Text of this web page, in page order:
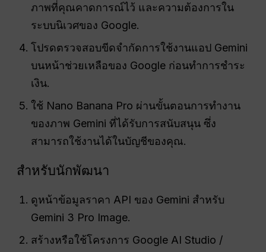
ภาพที่คุณคาดการณ์ไว้ และความต้องการใน
ระบบนิเวศของ Google.
โปรดตรวจสอบขีดจำกัดการใช้งานแอป Gemini
บนหน้าช่วยเหลือของ Google ก่อนทำการชำระ
เงิน.
ใช้ Nano Banana Pro ผ่านขั้นตอนการทำงาน
ของภาพ Gemini ที่ได้รับการสนับสนุน ซึ่ง
สามารถใช้งานได้ในบัญชีของคุณ.
สำหรับนักพัฒนา
ดูหน้าข้อมูลราคา API ของ Gemini สำหรับ
Gemini 3 Pro Image.
สร้างหรือใช้โครงการ Google AI Studio /